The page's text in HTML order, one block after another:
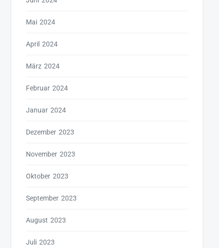
Mai 2024
April 2024
März 2024
Februar 2024
Januar 2024
Dezember 2023
November 2023
Oktober 2023
September 2023
August 2023
Juli 2023